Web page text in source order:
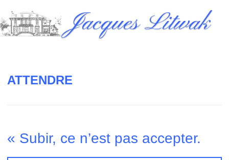
to
content
Jacques Litwak
ATTENDRE
« Subir, ce n’est pas accepter.